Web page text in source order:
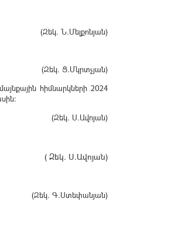
(Զեկ. Ն.Մելքոնյան)
(Զեկ. Ց.Մկրտչյան)
հիմնարկների 2024
(Զեկ. Ս.Ավոյան)
( Զեկ. Ս.Ավոյան)
(Զեկ. Գ.Ստեփանյան)